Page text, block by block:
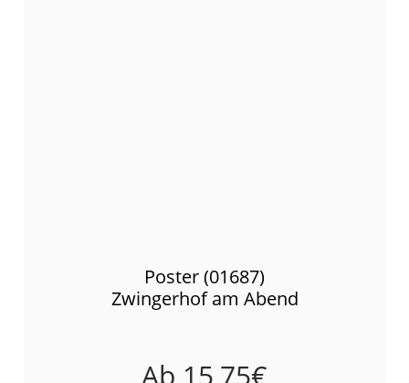
Poster (01687)
Zwingerhof am Abend
Ab 15,75€